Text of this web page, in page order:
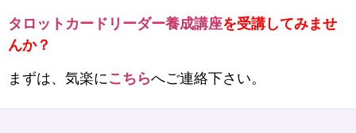
タロットカードリーダー養成講座を受講してみませ
んか？
まずは、気楽に こちらへご連絡下さい。